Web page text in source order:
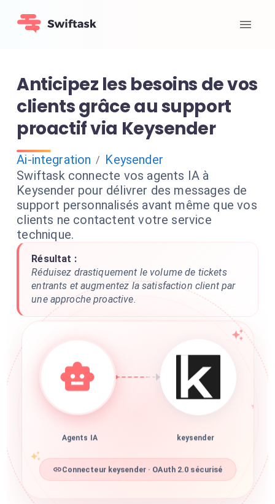
Anticipez les besoins de vos
clients grâce au support
proactif via Keysender
Ai-integration / Keysender
Swiftask connecte vos agents IA à
Keysender pour délivrer des messages de
support personnalisés avant même que vos
clients ne contactent votre service
technique.
Résultat :
Réduisez drastiquement le volume de tickets
entrants et augmentez la satisfaction client par
une approche proactive.
Agents IA keysender
Connecteur keysender · OAuth 2.0 sécurisé